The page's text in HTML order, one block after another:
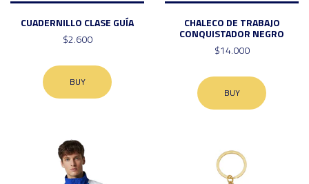
CUADERNILLO CLASE GUÍA
$2.600
BUY
CHALECO DE TRABAJO
CONQUISTADOR NEGRO
$14.000
BUY